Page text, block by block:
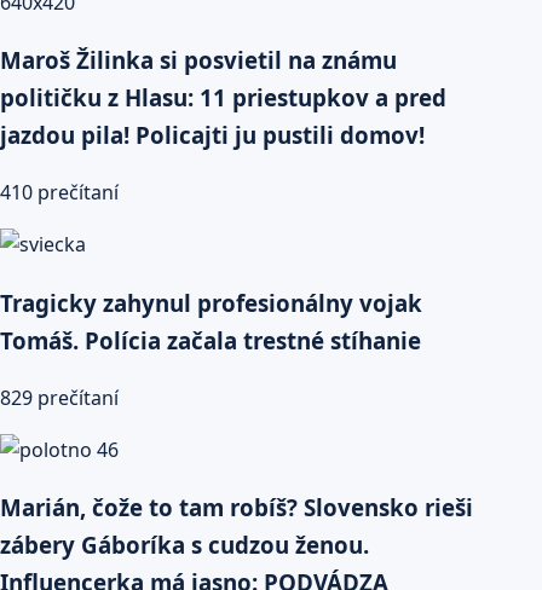
Maroš Žilinka si posvietil na známu
političku z Hlasu: 11 priestupkov a pred
jazdou pila! Policajti ju pustili domov!
410 prečítaní
Tragicky zahynul profesionálny vojak
Tomáš. Polícia začala trestné stíhanie
829 prečítaní
Marián, čože to tam robíš? Slovensko rieši
zábery Gáboríka s cudzou ženou.
Influencerka má jasno: PODVÁDZA